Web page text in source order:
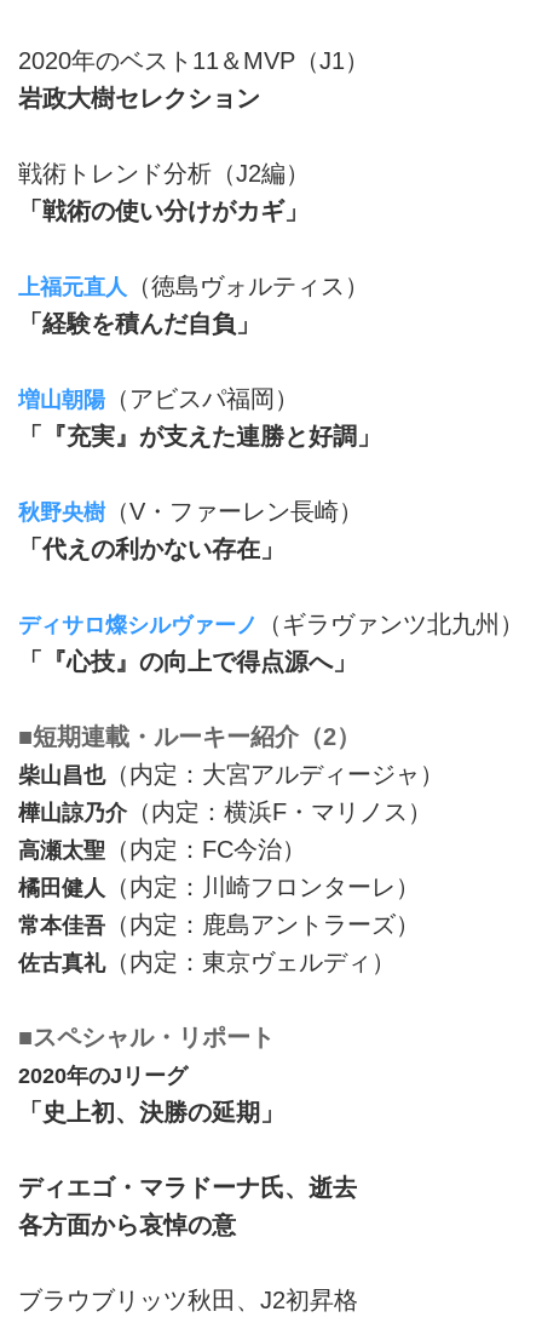
2020年のベスト11＆MVP（J1）
岩政大樹セレクション
戦術トレンド分析（J2編）
「戦術の使い分けがカギ」
上福元直人 （徳島ヴォルティス）
「経験を積んだ自負」
増山朝陽 （アビスパ福岡）
「『充実』が支えた連勝と好調」
秋野央樹（V・ファーレン長崎）
「代えの利かない存在」
ディサロ燦シルヴァーノ
（ギラヴァンツ北九州）
「『心技』の向上で得点源へ」
■短期連載・ルーキー紹介（2）
柴山昌也（内定：大宮アルディージャ）
樺山諒乃介（内定：横浜F・マリノス）
高瀬太聖 （内定：FC今治）
橘田健人 （内定：川崎フロンターレ）
常本佳吾 （内定：鹿島アントラーズ）
佐古真礼（内定：東京ヴェルディ）
■スペシャル・リポート
2020年のJリーグ
「史上初、決勝の延期」
ディエゴ・マラドーナ氏、逝去
各方面から哀悼の意
ブラウブリッツ秋田、J2初昇格